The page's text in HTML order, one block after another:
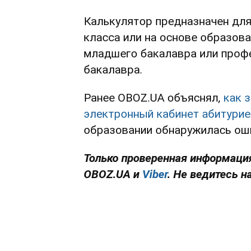
Калькулятор предназначен
класса или на основе
младшего бакалавра или
бакалавра.
Ранее OBOZ.UA объяснял, как
электронный кабинет
образовании обнаружилась
Только проверенная
OBOZ.UA и Viber. Не ведитесь